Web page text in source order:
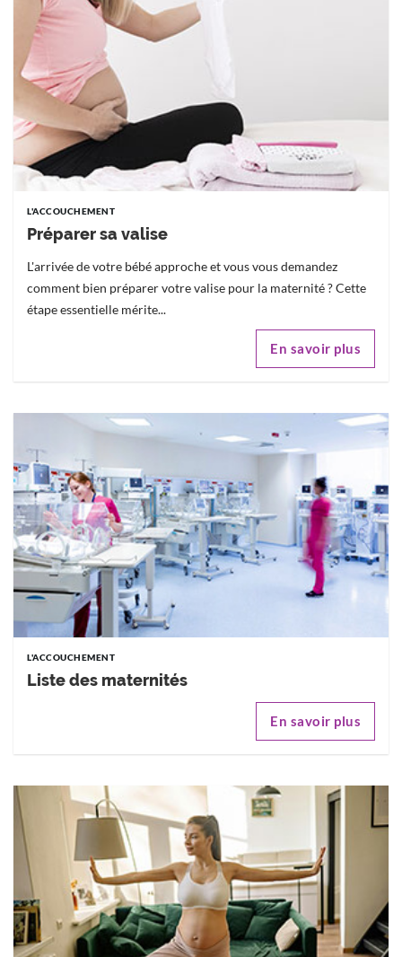
L'ACCOUCHEMENT
Préparer sa valise
L'arrivée de votre bébé approche et vous vous demandez
comment bien préparer votre valise pour la maternité ? Cette
étape essentielle mérite...
En savoir plus
L'ACCOUCHEMENT
Liste des maternités
En savoir plus